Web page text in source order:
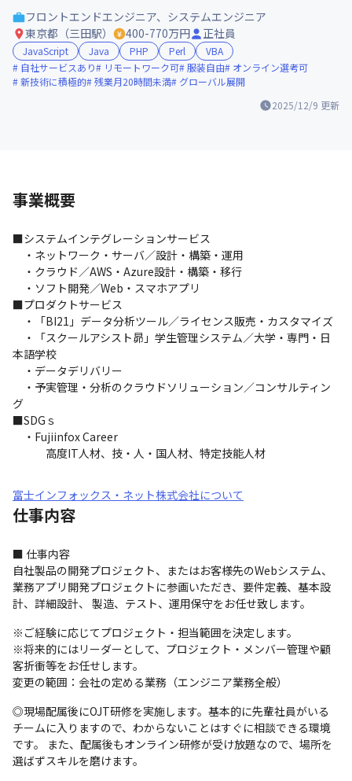
2025/12/9 更新
フロントエンドエンジニア、システムエンジニア
東京都（三田駅）
400-770万円 正社員
JavaScript Java PHP Perl
VBA
自社サービスあり
リモートワーク可 服装自由
オンライン選考可
新技術に積極的 残業月20時間未満 グローバル展開
事業概要
■システムインテグレーションサービス
・ネットワーク・サーバ／設計・構築・運用
・クラウド／AWS・Azure設計・構築・移行
・ソフト開発／Web・スマホアプリ
■プロダクトサービス
・「BI21」データ分析ツール／ライセンス販売・カスタマイズ
・「スクールアシスト昴」学生管理システム／大学・専門・日
本語学校
・データデリバリー
・予実管理・分析のクラウドソリューション／コンサルティン
グ
■SDGｓ
・Fujiinfox Career
高度IT人材、技・人・国人材、特定技能人材
富士インフォックス・ネット株式会社について
仕事内容
■ 仕事内容
自社製品の開発プロジェクト、またはお客様先のWebシステム、
業務アプリ開発プロジェクトに参画いただき、要件定義、基本設
計、詳細設計、 製造、テスト、運⽤保守をお任せ致します。
※ご経験に応じてプロジェクト・担当範囲を決定します。
※将来的にはリーダーとして、プロジェクト・メンバー管理や顧
客折衝等をお任せします。
変更の範囲：会社の定める業務（エンジニア業務全般）
◎現場配属後にOJT研修を実施します。基本的に先輩社員がいる
チームに入りますので、わからないことはすぐに相談できる環境
です。 また、配属後もオンライン研修が受け放題なので、場所を
選ばずスキルを磨けます。